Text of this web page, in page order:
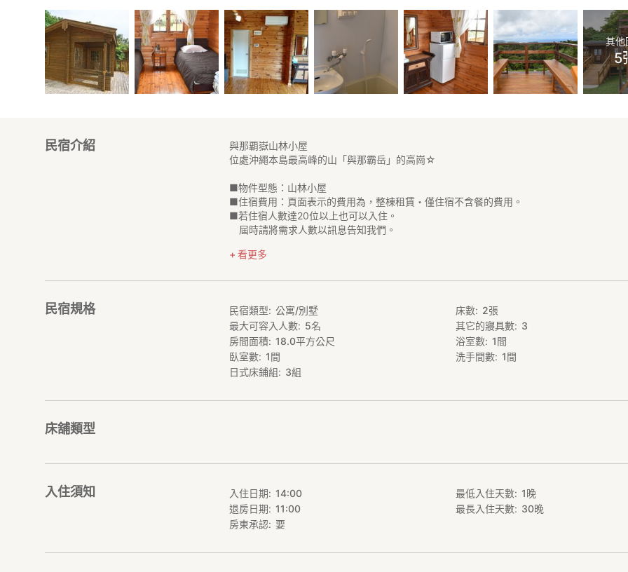
其他
5
民宿介紹
與那覇嶽山林小屋
位處沖繩本島最高峰的山「與那霸岳」的高崗☆
■物件型態：山林小屋
■住宿費用：頁面表示的費用為，整棟租賃・僅住宿不含餐的費用。
■若住宿人數達20位以上也可以入住。
屆時請將需求人數以訊息告知我們。
費用１位 2,000日幣～(※最慢請於住宿3天前與屋主聯絡)
↓若團體入住，推薦參考以下民宿↓
https://stayjapan.com/rooms/1832
****************************************************************************
■周邊設施
・山原森林的玩具美術館(4分鐘車程)
自那霸機場往南行駛，往縣道231號線前進並於安次嶺(十字路口)右轉→進入國道331號線
路口)左轉→往豊見城東道路/那霸機場汽車道(免費區間)前進並進入西原JCT→(約40分鐘)→
車、往國道58號線前進→於奥間(十字路口)右轉→於200ｍ處右轉→順著道路行駛，看到「
看更多
民宿規格 民宿類型
公寓/別墅
最大可容入人數
5名
房間面積
18.0平方公尺
臥室數
1間
日式床鋪組
3組
床數 2張
其它的寢具數
3
浴室數
1間
洗手間數
1間
床舖類型
入住須知 入住日期
14:00
退房日期
11:00
房東承認
要
最低入住天數 1晚
最長入住天數
30晚